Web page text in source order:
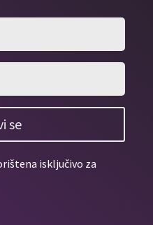
se
isključivo za